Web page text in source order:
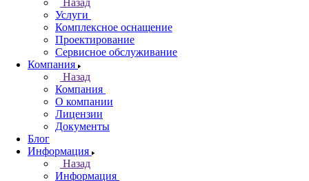
Назад
Услуги
Комплексное оснащение
Проектирование
Сервисное обслуживание
Компания
Назад
Компания
О компании
Лицензии
Документы
Блог
Информация
Назад
Информация